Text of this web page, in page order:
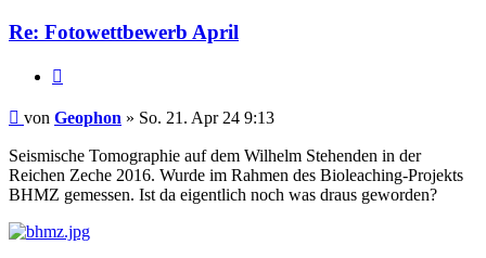
Re: Fotowettbewerb April
Beitrag
von Geophon » So. 21. Apr 24 9:13
Seismische Tomographie auf dem Wilhelm Stehenden in der
Reichen Zeche 2016. Wurde im Rahmen des Bioleaching-Projekts
BHMZ gemessen. Ist da eigentlich noch was draus geworden?